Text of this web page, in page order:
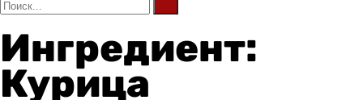
Ингредиент:
Курица